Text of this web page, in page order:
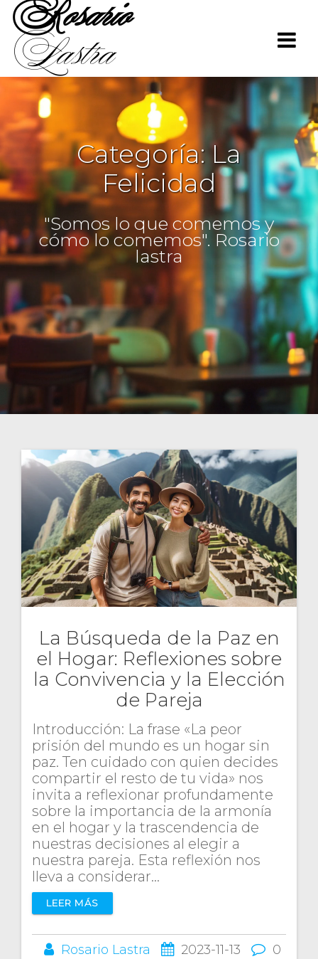
Rosario
Lastra
Categoría: La
Felicidad
"Somos lo que comemos y
cómo lo comemos". Rosario
lastra
La Búsqueda de la Paz en
el Hogar: Reflexiones sobre
la Convivencia y la Elección
de Pareja
Introducción: La frase «La peor
prisión del mundo es un hogar sin
paz. Ten cuidado con quien decides
compartir el resto de tu vida» nos
invita a reflexionar profundamente
sobre la importancia de la armonía
en el hogar y la trascendencia de
nuestras decisiones al elegir a
nuestra pareja. Esta reflexión nos
lleva a considerar…
LEER MÁS
Rosario Lastra 2023-11-13 0